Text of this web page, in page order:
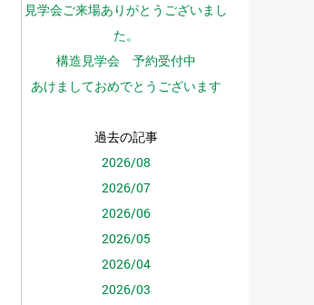
見学会ご来場ありがとうございまし
た。
構造見学会 予約受付中
あけましておめでとうございます
過去の記事
2026/08
2026/07
2026/06
2026/05
2026/04
2026/03